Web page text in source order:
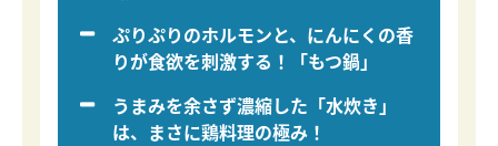
ぷりぷりのホルモンと、にんにくの香
りが食欲を刺激する！「もつ鍋」
うまみを余さず濃縮した「水炊き」
は、まさに鶏料理の極み！